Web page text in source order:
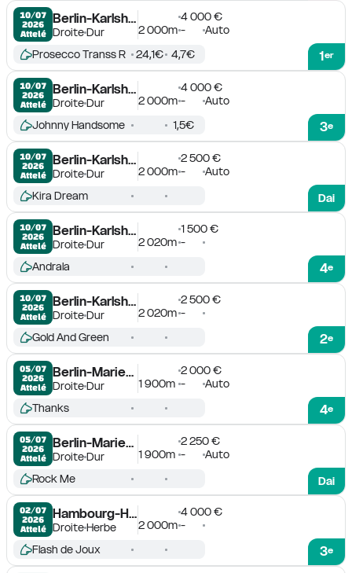
10/07
2026
Attelé
Berlin-Karlshorst
DroiteDur
4 000 €
2 000m - Auto
1er
Prosecco Transs R 24,1€ 4,7€
10/07
2026
Attelé
Berlin-Karlshorst
DroiteDur
4 000 €
2 000m - Auto
3e
Johnny Handsome 1,5€
10/07
2026
Attelé
Berlin-Karlshorst
DroiteDur
2 500 €
2 000m -
Auto
Dai
Kira Dream
10/07
2026
Attelé
Berlin-Karlshorst
DroiteDur
1 500 €
2 020m -
4e
Andrala
10/07
2026
Attelé
Berlin-Karlshorst
DroiteDur
2 500 €
2 020m -
2e
Gold And Green
05/07
2026
Attelé
Berlin-Mariendorf
DroiteDur
2 000 €
1 900m - Auto
4e
Thanks
05/07
2026
Attelé
Berlin-Mariendorf
DroiteDur
2 250 €
1 900m -
Auto
Dai
Rock Me
02/07
2026
Attelé
Hambourg-Horn
DroiteHerbe
4 000 €
2 000m -
3e
Flash de Joux